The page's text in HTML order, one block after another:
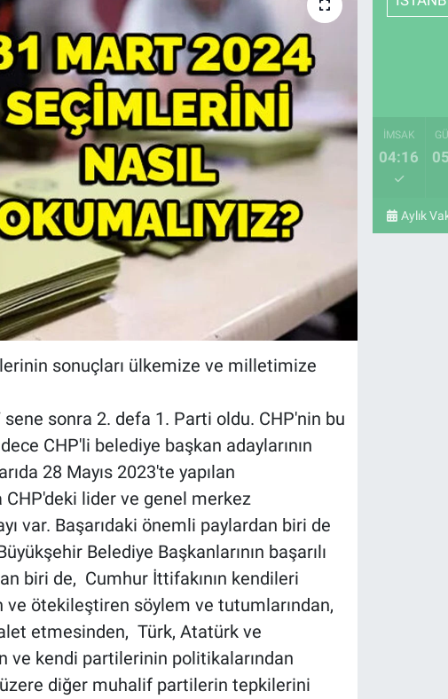
sonuçları ülkemize ve milletimize
sonra 2. defa 1. Parti oldu. CHP'nin bu
CHP'li belediye başkan adaylarının
28 Mayıs 2023'te yapılan
CHP'deki lider ve genel merkez
var. Başarıdaki önemli paylardan biri de
Belediye Başkanlarının başarılı
biri de, Cumhur İttifakının kendileri
ve ötekileştiren söylem ve tutumlarından,
etmesinden, Türk, Atatürk ve
ve kendi partilerinin politikalarından
diğer muhalif partilerin tepkilerini
İMSAK
04:16
Aylık